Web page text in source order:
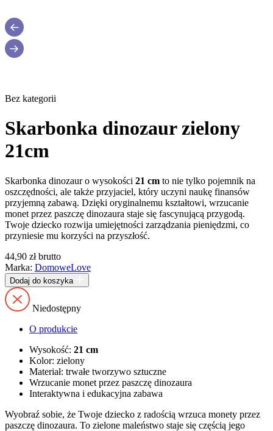
Bez kategorii
Skarbonka dinozaur zielony
21cm
Skarbonka dinozaur o wysokości 21 cm to nie tylko pojemnik na
oszczędności, ale także przyjaciel, który uczyni naukę finansów
przyjemną zabawą. Dzięki oryginalnemu kształtowi, wrzucanie
monet przez paszczę dinozaura staje się fascynującą przygodą.
Twoje dziecko rozwija umiejętności zarządzania pieniędzmi, co
przyniesie mu korzyści na przyszłość.
44,90 zł brutto
Marka: DomoweLove
Dodaj do koszyka
Niedostępny
O produkcie
Wysokość: 21 cm
Kolor: zielony
Materiał: trwałe tworzywo sztuczne
Wrzucanie monet przez paszczę dinozaura
Interaktywna i edukacyjna zabawa
Wyobraź sobie, że Twoje dziecko z radością wrzuca monety przez
paszczę dinozaura. To zielone maleństwo staje się częścią jego